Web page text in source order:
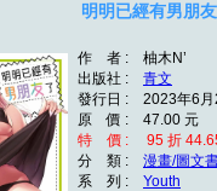
明明已經有男朋
作 者 : 柚木N’
出版社 : 青文
發行日 : 2023年6月
原 價 : 47.00 元
特 價 : 95 折
分 類 : 漫畫/圖文
系 列 : Youth